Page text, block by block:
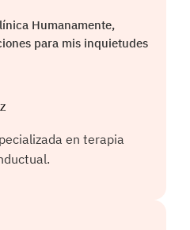
Humanamente,
para mis inquietudes
en terapia